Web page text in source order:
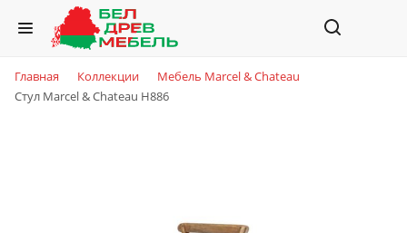
Главная Коллекции
Мебель Marcel & Chateau
Стул Marcel & Chateau H886